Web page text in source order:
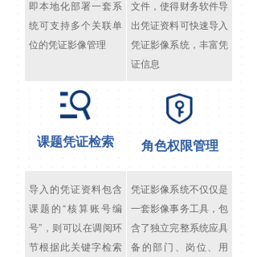
即本地化部署一套系
统可支持多个关联单
位的凭证影像管理
文件，使得财务软件导
出凭证资料可快速导入
凭证影像系统，丰富凭
证信息
课题凭证检索 角色权限管理
导入的凭证资料包含
课题的“核算账号编
号”，则可以在调阅环
节根据此关键字检索
凭证影像系统不仅仅是
一套影像事务工具，包
含了独立完整系统应具
备的部门、岗位、用